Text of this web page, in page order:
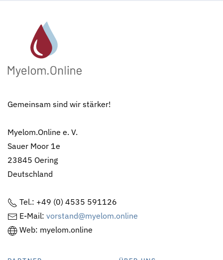
Gemeinsam sind wir stärker!
Myelom.Online e. V.
Sauer Moor 1e
23845 Oering
Deutschland
Tel.: +49 (0) 4535 591126
E-Mail: vorstand@myelom.online
Web: myelom.online